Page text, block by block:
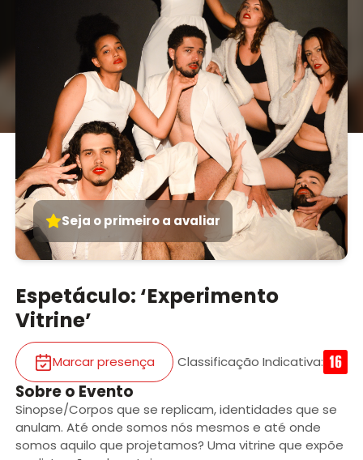
Seja o primeiro a avaliar
Espetáculo: ‘Experimento
Vitrine’
Marcar presença Classificação Indicativa:
Sobre o Evento
Sinopse/Corpos que se replicam, identidades que se
anulam. Até onde somos nós mesmos e até onde
somos aquilo que projetamos? Uma vitrine que expõe